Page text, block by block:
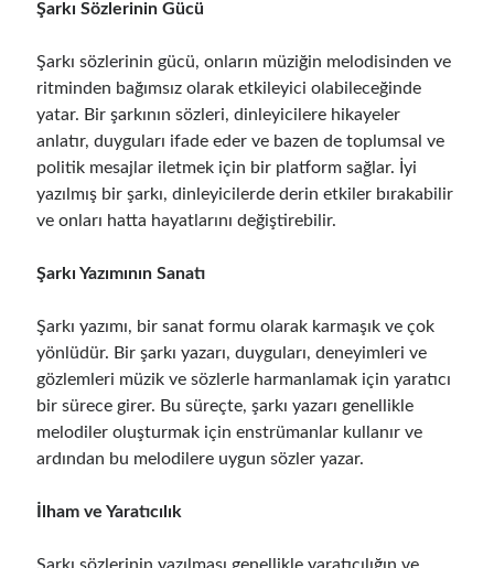
Şarkı Sözlerinin Gücü
Şarkı sözlerinin gücü, onların müziğin melodisinden ve
ritminden bağımsız olarak etkileyici olabileceğinde
yatar. Bir şarkının sözleri, dinleyicilere hikayeler
anlatır, duyguları ifade eder ve bazen de toplumsal ve
politik mesajlar iletmek için bir platform sağlar. İyi
yazılmış bir şarkı, dinleyicilerde derin etkiler bırakabilir
ve onları hatta hayatlarını değiştirebilir.
Şarkı Yazımının Sanatı
Şarkı yazımı, bir sanat formu olarak karmaşık ve çok
yönlüdür. Bir şarkı yazarı, duyguları, deneyimleri ve
gözlemleri müzik ve sözlerle harmanlamak için yaratıcı
bir sürece girer. Bu süreçte, şarkı yazarı genellikle
melodiler oluşturmak için enstrümanlar kullanır ve
ardından bu melodilere uygun sözler yazar.
İlham ve Yaratıcılık